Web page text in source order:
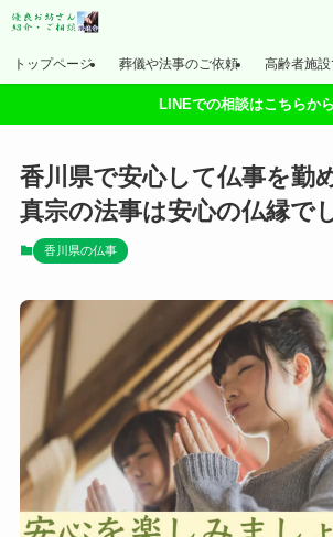
トップページ 葬儀や法事のご依頼 高齢者施
LINEでの相談はこちらから
香川県で安心して仏事を勤
真宗の法事は安心の仏縁で
香川県の仏事